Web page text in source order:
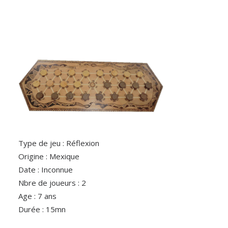
Type de jeu : Réflexion
Origine : Mexique
Date : Inconnue
Nbre de joueurs : 2
Age : 7 ans
Durée : 15mn